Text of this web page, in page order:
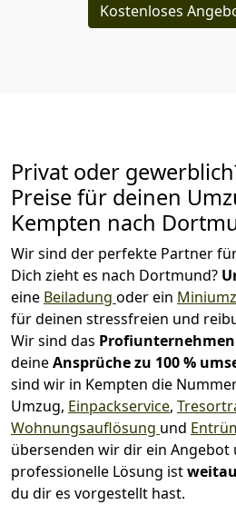
Kostenloses
Privat oder
Preise für deinen
Kempten nach
Wir sind der perfekte Partner
Dich zieht es nach Dortmund?
eine Beiladung oder ein
für deinen stressfreien und
Wir sind das Profiunternehmen
deineAnsprüche zu 100 %
sind wir in Kempten die
Umzug, Einpackservice,
Wohnungsauflösung und
übersenden wir dir ein Angebot
professionelle Lösung ist
du dir es vorgestellt hast.